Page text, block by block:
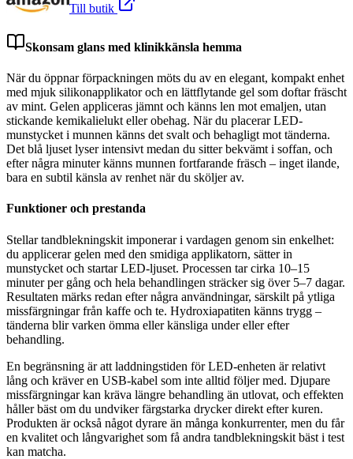
Till butik
Skonsam glans med klinikkänsla hemma
När du öppnar förpackningen möts du av en elegant, kompakt enhet
med mjuk silikonapplikator och en lättflytande gel som doftar fräscht
av mint. Gelen appliceras jämnt och känns len mot emaljen, utan
stickande kemikalielukt eller obehag. När du placerar LED-
munstycket i munnen känns det svalt och behagligt mot tänderna.
Det blå ljuset lyser intensivt medan du sitter bekvämt i soffan, och
efter några minuter känns munnen fortfarande fräsch – inget ilande,
bara en subtil känsla av renhet när du sköljer av.
Funktioner och prestanda
Stellar tandblekningskit imponerar i vardagen genom sin enkelhet:
du applicerar gelen med den smidiga applikatorn, sätter in
munstycket och startar LED-ljuset. Processen tar cirka 10–15
minuter per gång och hela behandlingen sträcker sig över 5–7 dagar.
Resultaten märks redan efter några användningar, särskilt på ytliga
missfärgningar från kaffe och te. Hydroxiapatiten känns trygg –
tänderna blir varken ömma eller känsliga under eller efter
behandling.
En begränsning är att laddningstiden för LED-enheten är relativt
lång och kräver en USB-kabel som inte alltid följer med. Djupare
missfärgningar kan kräva längre behandling än utlovat, och effekten
håller bäst om du undviker färgstarka drycker direkt efter kuren.
Produkten är också något dyrare än många konkurrenter, men du får
en kvalitet och långvarighet som få andra tandblekningskit bäst i test
kan matcha.